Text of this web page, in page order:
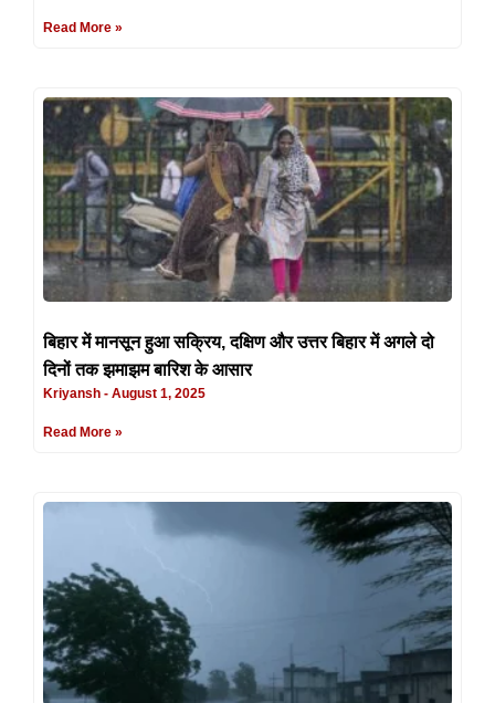
Read More »
बिहार में मानसून हुआ सक्रिय, दक्षिण और उत्तर बिहार में अगले दो
दिनों तक झमाझम बारिश के आसार
Kriyansh August 1, 2025
Read More »